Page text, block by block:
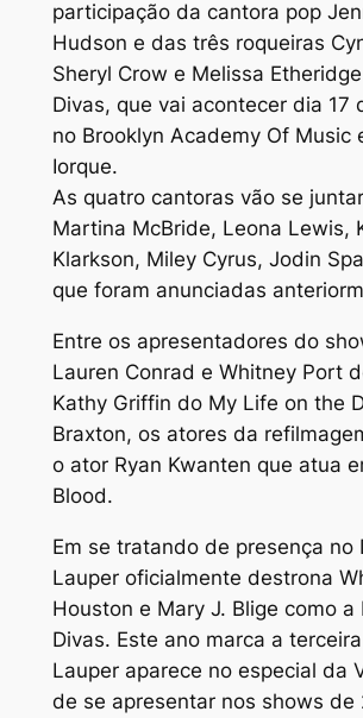
participação da cantora pop
Hudson e das três roqueiras
Sheryl Crow e Melissa
Divas, que vai acontecer dia 17
no Brooklyn Academy Of Music
Iorque.
As quatro cantoras vão se
Martina McBride, Leona Lewis,
Klarkson, Miley Cyrus, Jodin
que foram anunciadas
Entre os apresentadores do
Lauren Conrad e Whitney Port
Kathy Griffin do My Life on the
Braxton, os atores da
o ator Ryan Kwanten que atua
Blood.
Em se tratando de presença no
Lauper oficialmente destrona
Houston e Mary J. Blige como a
Divas. Este ano marca a
Lauper aparece no especial da
de se apresentar nos shows de